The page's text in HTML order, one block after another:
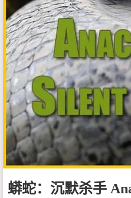
蟒蛇：沉默杀手